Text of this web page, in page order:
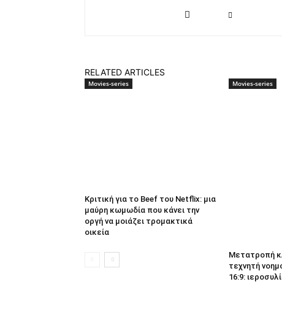
RELATED ARTICLES
Movies-series
Κριτική για το Beef του Netflix: μια
μαύρη κωμωδία που κάνει την
οργή να μοιάζει τρομακτικά
οικεία
Movies-series
Μετατροπή
τεχνητή
16:9: